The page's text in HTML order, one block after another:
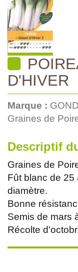
D'HIVER
Marque :
Graines de
Descriptif
Graines de
Fût blanc de 25
diamètre.
Bonne
Semis de mars
Récolte